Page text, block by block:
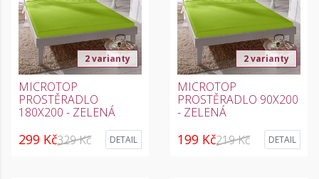
2 varianty
MICROTOP
PROSTĚRADLO
180X200 - ZELENÁ
299 Kč329 Kč DETAIL
2 varianty
MICROTOP
PROSTĚRADLO 90X200
- ZELENÁ
199 Kč219 Kč DETAIL